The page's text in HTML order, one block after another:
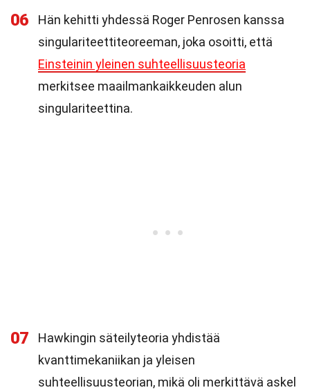
06
Hän kehitti yhdessä Roger Penrosen kanssa
singulariteettiteoreeman, joka osoitti, että
Einsteinin yleinen suhteellisuusteoria
merkitsee maailmankaikkeuden alun
singulariteettina.
07
Hawkingin säteilyteoria yhdistää
kvanttimekaniikan ja yleisen
suhteellisuusteorian, mikä oli merkittävä askel